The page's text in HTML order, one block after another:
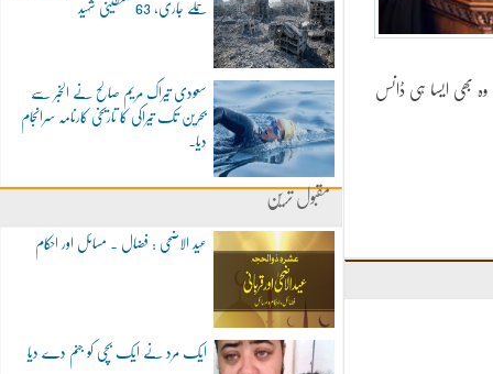
حملے جاری، 63 فلسطینی شہید
سعودی تیراک مریم صالح نے الخبر سے
بحرین تک تیراکی کا تاریخی کارنامہ سرانجام
دیا۔
مقبول ترین
عید الاضحی : فضال ۔ مسائل اور احکام
ایک مرد نے ایک بچی کو جنم دے دیا
بھی ایسا ہی ڈانس